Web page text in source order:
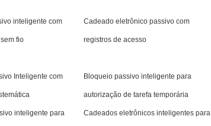
inteligente com
fio
Cadeado eletrônico passivo com
registros de acesso
Inteligente com Bloqueio passivo inteligente para
autorização de tarefa temporária
inteligente para Cadeados eletrônicos inteligentes para